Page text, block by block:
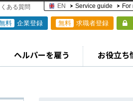
ある質問
料 企業登録 無料 求職者登録
EN Service guide For
ヘルパーを雇う お役立ち